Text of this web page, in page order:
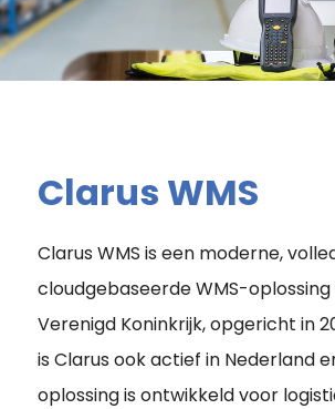
Clarus WMS
Clarus WMS is een moderne,
cloudgebaseerde WMS-
Verenigd Koninkrijk, opgericht in
is Clarus ook actief in Nederland
oplossing is ontwikkeld voor